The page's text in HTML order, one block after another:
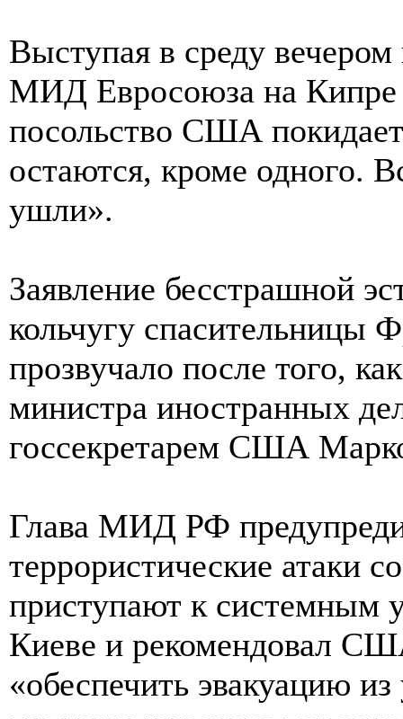
Выступая в среду вечером
МИД Евросоюза на Кипре
посольство США
остаются, кроме одного.
ушли».
Заявление бесстрашной
кольчугу
прозвучало после того,
министра иностранных
госсекретарем США
Глава МИД РФ
террористические атаки
приступают к системным
Киеве и рекомендовал
«обеспечить эвакуацию